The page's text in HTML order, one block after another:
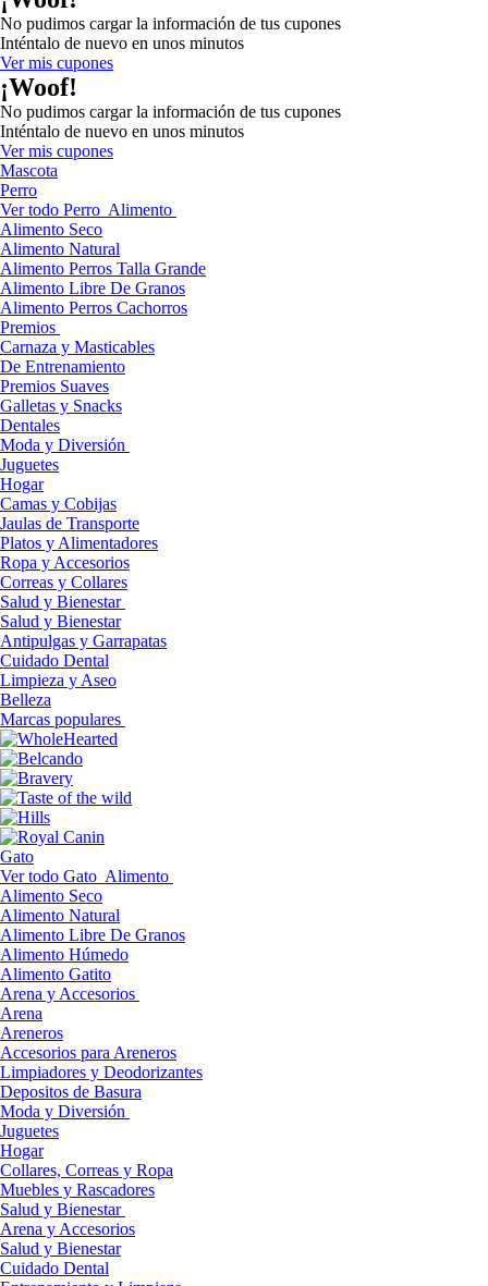
No pudimos cargar la información de tus cupones
Inténtalo de nuevo en unos minutos
Ver mis cupones
¡Woof!
No pudimos cargar la información de tus cupones
Inténtalo de nuevo en unos minutos
Ver mis cupones
Mascota
Perro
Ver todo Perro Alimento
Alimento Seco
Alimento Natural
Alimento Perros Talla Grande
Alimento Libre De Granos
Alimento Perros Cachorros
Premios
Carnaza y Masticables
De Entrenamiento
Premios Suaves
Galletas y Snacks
Dentales
Moda y Diversión
Juguetes
Hogar
Camas y Cobijas
Jaulas de Transporte
Platos y Alimentadores
Ropa y Accesorios
Correas y Collares
Salud y Bienestar
Salud y Bienestar
Antipulgas y Garrapatas
Cuidado Dental
Limpieza y Aseo
Belleza
Marcas populares
Gato
Ver todo Gato Alimento
Alimento Seco
Alimento Natural
Alimento Libre De Granos
Alimento Húmedo
Alimento Gatito
Arena y Accesorios
Arena
Areneros
Accesorios para Areneros
Limpiadores y Deodorizantes
Depositos de Basura
Moda y Diversión
Juguetes
Hogar
Collares, Correas y Ropa
Muebles y Rascadores
Salud y Bienestar
Arena y Accesorios
Salud y Bienestar
Cuidado Dental